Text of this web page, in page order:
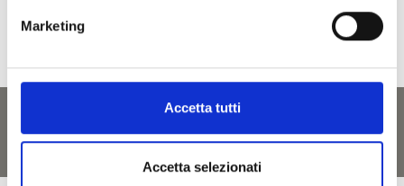
Marketing
Accetta tutti
Accetta selezionati